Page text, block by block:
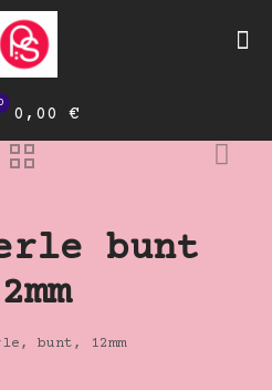
0,00 €
bunt
bunt, 12mm